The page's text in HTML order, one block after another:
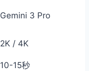
Gemini 3 Pro
2K / 4K
10-15秒